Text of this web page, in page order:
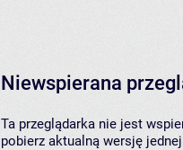
Niewspierana
Ta przeglądarka nie jest
pobierz aktualną wersję